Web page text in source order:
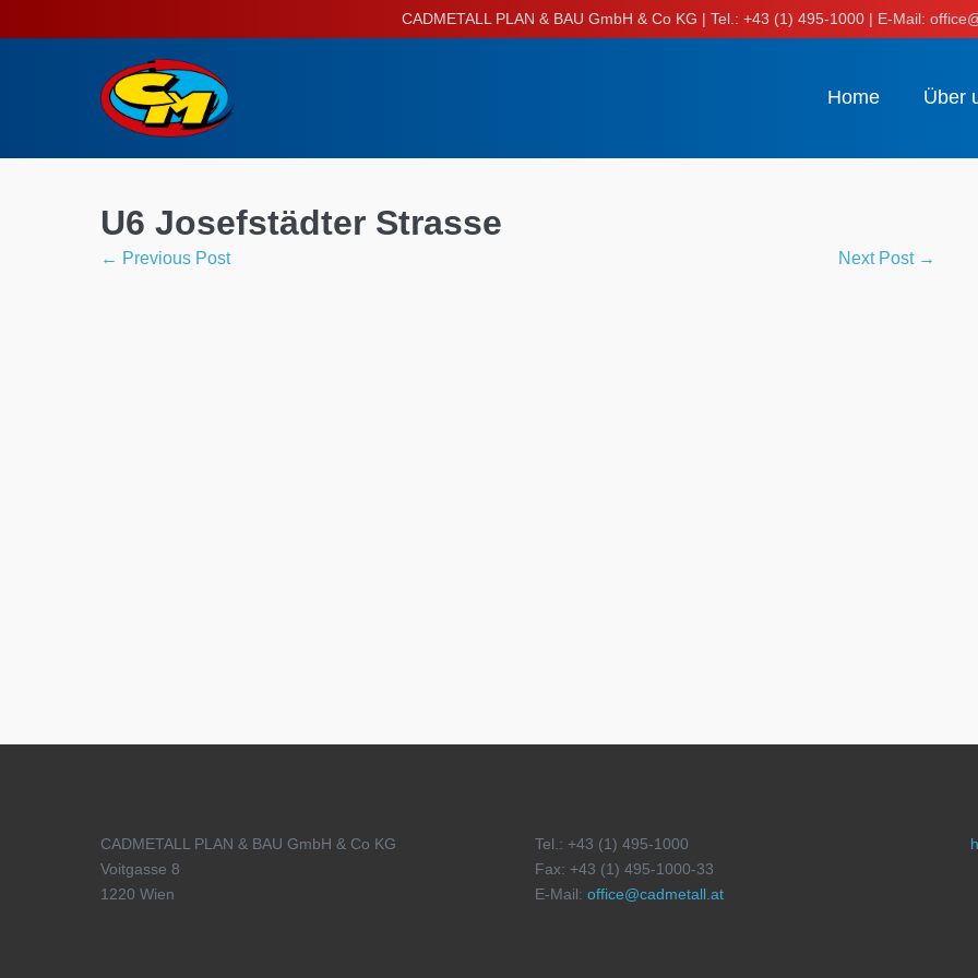
to
CADMETALL PLAN & BAU GmbH & Co KG | Tel.: +43 (1) 495-1000 | E-Mail:
Home Über
U6 Josefstädter Strasse
Post
← Previous Post Next Post →
CADMETALL PLAN & BAU GmbH & Co KG
Voitgasse 8
1220 Wien
Tel.: +43 (1) 495-1000
Fax: +43 (1) 495-1000-33
E-Mail:office@cadmetall.at